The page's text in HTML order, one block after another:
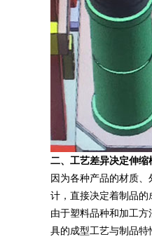
二、工艺差异决定伸缩
因为各种产品的材质
计，直接决定着制品的
由于塑料品种和加工
具的成型工艺与制品特